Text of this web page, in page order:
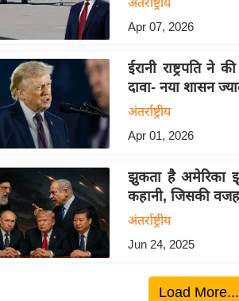
Apr 07, 2026
ईरानी राष्ट्रपति ने
दावा- नया शासन
अंतर्राष्ट्रीय
Apr 01, 2026
झुकता है अमेरिका
कहानी, जिसकी
अंतर्राष्ट्रीय
Jun 24, 2025
Load More...